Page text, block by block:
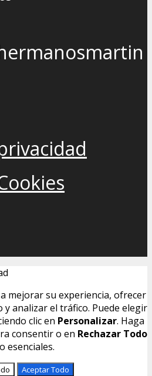
mejorar su experiencia, ofrecer
analizar el tráfico. Puede elegir
clic en Personalizar. Haga
consentir o en Rechazar Todo
esenciales.
Aceptar Todo